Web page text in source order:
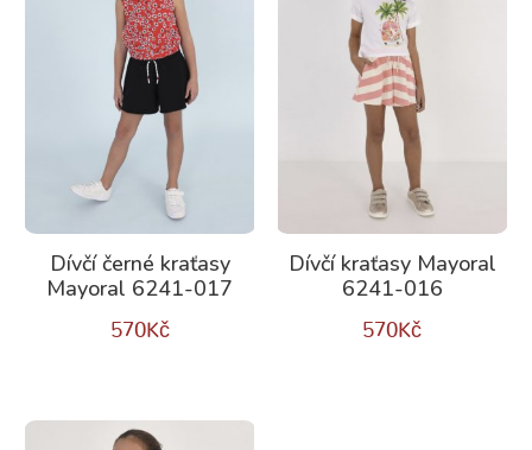
Dívčí černé kraťasy
Mayoral 6241-017
570Kč
Dívčí kraťasy Mayoral
6241-016
570Kč